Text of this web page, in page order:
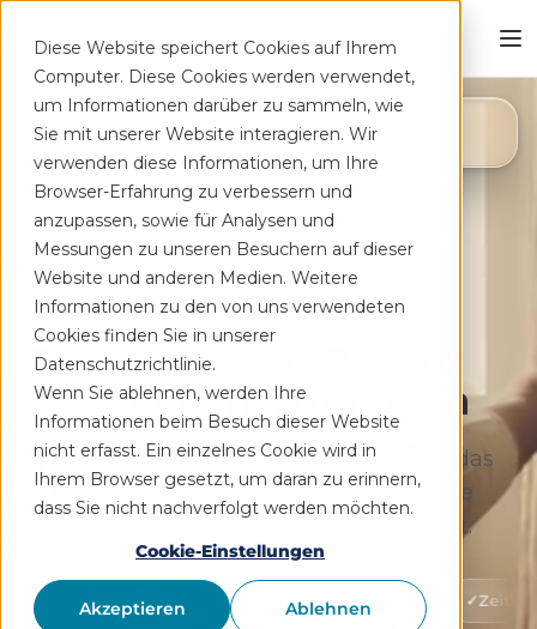
Diese Website speichert Cookies auf Ihrem
Computer. Diese Cookies werden verwendet,
um Informationen darüber zu sammeln, wie
Sie mit unserer Website interagieren. Wir
verwenden diese Informationen, um Ihre
Browser-Erfahrung zu verbessern und
anzupassen, sowie für Analysen und
Messungen zu unseren Besuchern auf dieser
Website und anderen Medien. Weitere
Informationen zu den von uns verwendeten
Cookies finden Sie in unserer
Datenschutzrichtlinie.
Wenn Sie ablehnen, werden Ihre
Informationen beim Besuch dieser Website
nicht erfasst. Ein einzelnes Cookie wird in
Ihrem Browser gesetzt, um daran zu erinnern,
dass Sie nicht nachverfolgt werden möchten.
Cookie-Einstellungen
Akzeptieren Ablehnen
Deine App auf Rezept
bei Rücken­schmerzen
Therapeutisches Training für zu Hause, das
sich flexibel deinem Alltag anpasst. Ohne
lange Wartezeiten, kostenfrei auf Rezept.
gelistet 100% Kostenübernahme Zeitlich flexibel